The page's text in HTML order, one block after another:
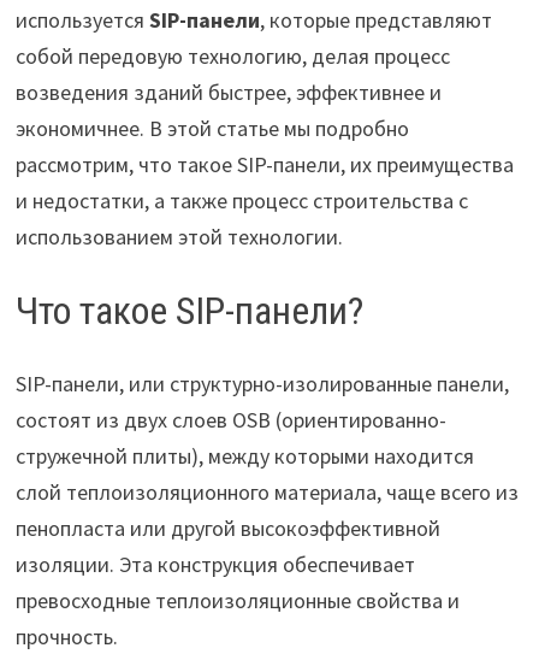
используется SIP-панели, которые представляют
собой передовую технологию, делая процесс
возведения зданий быстрее, эффективнее и
экономичнее. В этой статье мы подробно
рассмотрим, что такое SIP-панели, их преимущества
и недостатки, а также процесс строительства с
использованием этой технологии.
Что такое SIP-панели?
SIP-панели, или структурно-изолированные панели,
состоят из двух слоев OSB (ориентированно-
стружечной плиты), между которыми находится
слой теплоизоляционного материала, чаще всего из
пенопласта или другой высокоэффективной
изоляции. Эта конструкция обеспечивает
превосходные теплоизоляционные свойства и
прочность.